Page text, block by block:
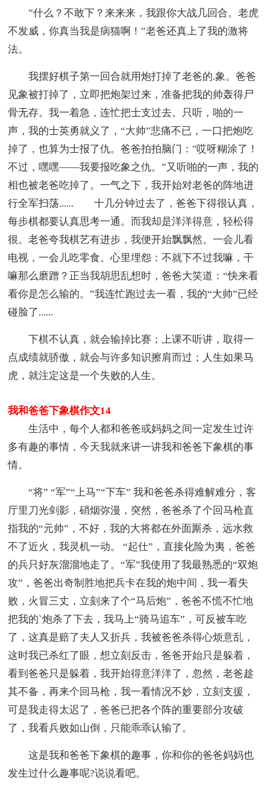
”什么？不敢下？来来来，我跟你大战几回合。老虎
不发威，你真当我是病猫啊！”老爸还真上了我的激将
法。
我摆好棋子第一回合就用炮打掉了老爸的.象。爸爸
见象被打掉了，立即把炮架过来，准备把我的帅轰得尸
骨无存。我一着急，连忙把士支过去。只听，啪的一
声，我的士英勇就义了，“大帅”悲痛不已，一口把炮吃
掉了，也算为士报了仇。爸爸拍拍脑门："哎呀糊涂了！
不过，嘿嘿——我要报吃象之仇。”又听啪的一声，我的
相也被老爸吃掉了。一气之下，我开始对老爸的阵地进
行全军扫荡...... 十几分钟过去了，爸爸下得很认真，
每步棋都要认真思考一通。而我却是洋洋得意，轻松得
很。老爸夸我棋艺有进步，我便开始飘飘然。一会儿看
电视，一会儿吃零食。心里埋怨：不就下不过我嘛，干
嘛那么磨蹭？正当我胡思乱想时，爸爸大笑道：“快来看
看你是怎么输的。”我连忙跑过去一看，我的“大帅”已经
碰脸了......
下棋不认真，就会输掉比赛；上课不听讲，取得一
点成绩就骄傲，就会与许多知识擦肩而过；人生如果马
虎，就注定这是一个失败的人生。
我和爸爸下象棋作文14
生活中，每个人都和爸爸或妈妈之间一定发生过许
多有趣的事情，今天我就来讲一讲我和爸爸下象棋的事
情。
“将” “军”“上马”“下车” 我和爸爸杀得难解难分，客
厅里刀光剑影，硝烟弥漫，突然，爸爸杀了个回马枪直
指我的“元帅”，不好，我的大将都在外面厮杀，远水救
不了近火，我灵机一动。 “起仕”，直接化险为夷，爸爸
的兵只好灰溜溜地走了。“军”我使用了我最熟悉的“双炮
攻”，爸爸出奇制胜地把兵卡在我的炮中间，我一看失
败，火冒三丈，立刻来了个“马后炮”，爸爸不慌不忙地
把我的`炮杀了下去，我马上“骑马追车”，可反被车吃
了，这真是赔了夫人又折兵，我被爸爸杀得心烦意乱，
这时我已杀红了眼，想立刻反击，爸爸开始只是躲着，
看到爸爸只是躲着，我开始得意洋洋了，忽然，老爸趁
其不备，再来个回马枪，我一看情况不妙，立刻支援，
可是我走得太迟了，爸爸已把各个阵的重要部分攻破
了，我看兵败如山倒，只能乖乖认输了。
这是我和爸爸下象棋的趣事，你和你的爸爸妈妈也
发生过什么趣事呢?说说看吧。